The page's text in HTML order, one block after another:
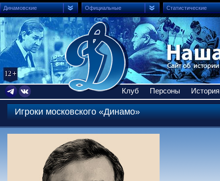
Динамовские Официальные Статистические
Клуб Персоны История
Игроки московского «Динамо»